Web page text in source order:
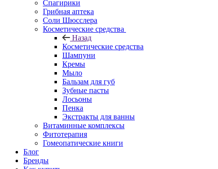
Спагирики
Грибная аптека
Соли Шюсслера
Косметические средства
Назад
Косметические средства
Шампуни
Кремы
Мыло
Бальзам для губ
Зубные пасты
Лосьоны
Пенка
Экстракты для ванны
Витаминные комплексы
Фитотерапия
Гомеопатические книги
Блог
Бренды